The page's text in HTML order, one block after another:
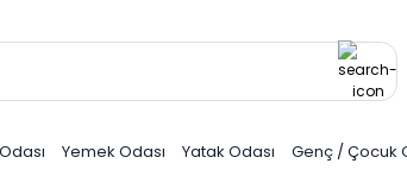
Yemek Odası Yatak Odası Genç / Çocuk